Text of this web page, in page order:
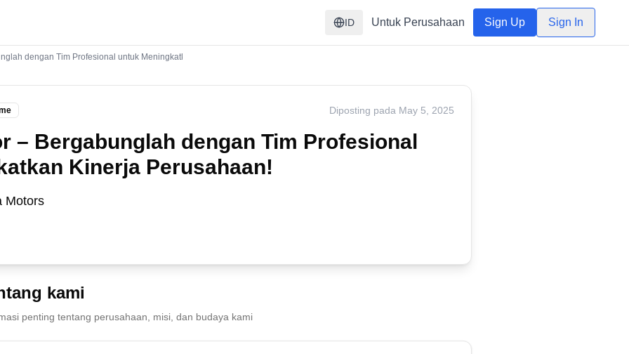
ID Untuk Perusahaan Sign Up Sign In
dengan Tim Profesional untuk Meningkatkan Kinerja Perusahaan!
Diposting pada May 5, 2025
– Bergabunglah dengan Tim Profesional
Kinerja Perusahaan!
Motors
kami
penting tentang perusahaan, misi, dan budaya kami